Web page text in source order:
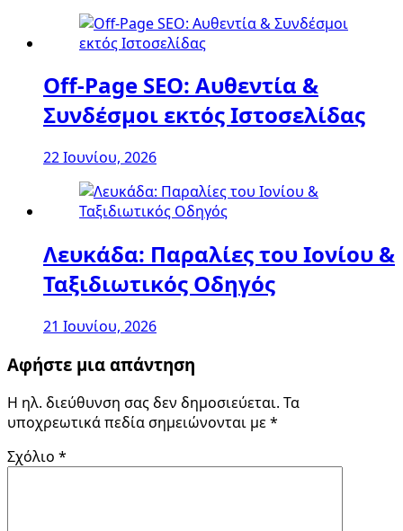
Off-Page SEO: Αυθεντία &
Συνδέσμοι εκτός Ιστοσελίδας
22 Ιουνίου, 2026
Λευκάδα: Παραλίες του Ιονίου &
Ταξιδιωτικός Οδηγός
21 Ιουνίου, 2026
Αφήστε μια απάντηση
Η ηλ. διεύθυνση σας δεν δημοσιεύεται. Τα
υποχρεωτικά πεδία σημειώνονται με*
Σχόλιο *